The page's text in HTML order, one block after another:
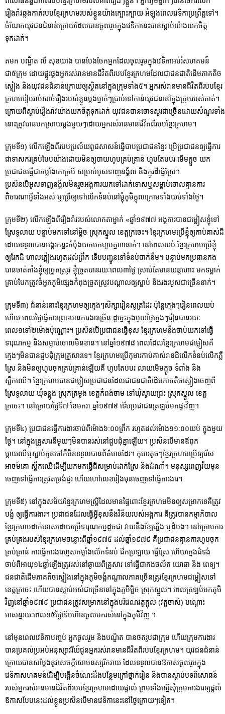
រឿងរ៉ាវឆ្លងកាត់របបខ្មែរក្រហមរបស់ខ្លួនយ៉ាងក្បោះក្បាយ អំឡុងពេលវេទិកាប្រព្រឹត្តទៅ។
ចំណែកយុវជនជំនាន់ក្រោយដែលបានចូលរួមក្នុងវេទិកានេះបានស្តាប់យ៉ាងយកចិត្ត
ទុកដាក់។
តមក បណ្ឌិត លី សុខឃាង បានបែងចែកអ្នកដែលចូលរួមក្នុងវេទិកាអប់រំសហគមន៍
ជា៥ក្រុម ដោយផ្គូរផ្គងអ្នករស់រានមានជីវិតពីរបបខ្មែរក្រហមដែលជាជនជាតិដើមភាគតិច
ស្ទៀង និងយុវជនជំនាន់ក្រោយឲ្យស្ថិតនៅក្នុងក្រុមទាំង៥។ អ្នករស់រានមានជីវិតពីរបបខ្មែរ
ក្រហមរៀបរាប់សាច់រឿងរបស់ខ្លួនម្តងម្នាក់ៗប្រាប់ទៅកាន់យុវជននៅក្នុងក្រុមរបស់គាត់។
ក្រោយពីស្តាប់រឿងរ៉ាវយ៉ាងយកចិត្តទុកដាក់ យុវជនបានចោទសួរជាច្រើនដោយសំណួរទាំង
នោះត្រូវបានបកស្រាយម្តងមួយៗដោយអ្នករស់រានមានជីវិតពីរបបខ្មែរក្រហម។
ក្រុមទី១) លើកឡើងពីរបបប្រល័យពូជសាសន៍ធ្វើបាបប្រជាជនខ្មែរ ប្រើប្រជាជនឲ្យធ្វើការ
ជាទាសករគ្រប់បែបយ៉ាងដោយមិនឲ្យបាយហូបគ្រប់គ្រាន់ ហូបតែបបរ មើមក្ដួច យក
ប្រជាជនធ្វើជាកម្លាំងគោក្របី សម្រាប់អូសទាញនង្គ័ល និងភ្ជួរដីធ្វើស្រែ។
ប្រសិនបើអូសទាញនង្គ័លមិនរួចអង្គការយកទៅដាក់ទោសឬសម្លាប់ចោលគ្មានការ
ពិចារណាអ្វីទាំងអស់ ឬប្រើឲ្យទៅលើកទំនប់នៅម្ដុំភូមិក្ដុលក្រោមទាំងយប់ទាំងថ្ងៃ។
ក្រុមទី២) លើកឡើងពីរឿងរ៉ាវរបស់លោកតាម្នាក់ «ឆ្នាំ១៩៧៧ អង្គការបានជម្លៀសខ្ញុំទៅ
ស្រែទូលាយ បន្ទាប់មកទៅនៅម្លិច ស្រុកស្នួល ខេត្តក្រចេះ។ ខ្មែរក្រហមប្រើខ្ញុំឲ្យកាប់គាស់ដី
ដោយទទួលបានអង្ករកន្លះកំប៉ុងយកមកហូបគ្នា៣នាក់។ នៅពេលយប់ ខ្មែរក្រហមប្រើខ្ញុំ
ឲ្យរែកដី ហាលភ្លៀងរហូតដល់ព្រឹក ទើបបញ្ជូនទៅទំនប់បាក់នឹម។ បន្ទាប់មកប្រធានកង
បានចាត់តាំងខ្ញុំឲ្យច្រូតស្រូវ ខ្ញុំច្រូតបានរយៈពេល៣ថ្ងៃ ស្រាប់តែមានយន្តហោះ មកទម្លាក់
គ្រាប់បែកត្រូវចំអ្នកភូមិផ្សេងកំពុងច្រូតស្រូវបណ្ដាលឲ្យ​ស្លាប់ និងរងរបួសជាច្រើននាក់។
ក្រុមទី៣) ជំនាន់នោះខ្មែរក្រហមឲ្យក្មេងៗសិក្សារៀនសូត្រដែរ ប៉ុន្តែក្មេងៗរៀនពេលយប់
ហើយ ពេលថ្ងៃធ្វើការព្រោះមានការងារច្រើន ដូច្នេះក្នុងមួយថ្ងៃក្មេងៗរៀនបានរយៈ
ពេល១ទៅ២ម៉ោងប៉ុណ្ណោះ។ ប្រសិនបើប្រជាជនធ្វើខុស ខ្មែរក្រហមនឹងចាប់យកទៅធ្វើ
ទារុណកម្ម និងសម្លាប់ចោលមិនខាន។ នៅឆ្នាំ១៩៧៨ ពេលដែលខ្មែរក្រហមជម្លៀសគឺ
ក្មេងៗមិនបានជួបជុំក្រុមគ្រួសារទេ។ ខ្មែរក្រហមប្រើកុមារកាប់គាស់រានដីលើកទំនប់លើកភ្លឺ
ស្រែ និងមិនឲ្យហូបចុកគ្រប់គ្រាន់ឡើយ​គឺ ហូបតែបបរ លាយមើមក្ដួច ទំពាំង និង
ស្លឹកឈើ។ ខ្មែរក្រហមបានជម្លៀសប្រជាជនដែលជាជនជាតិដើមភាគតិចស្ទៀងចេញពី
ស្រែទូលាយ ឃុំទន្លូង ស្រុកត្រមូង ខេត្តកំពង់ចាម ទៅឃុំស្វាយជ្រះ ស្រុកស្នួល ខេត្ត
ក្រចេះ។ នៅក្រោយថ្ងៃទី៧ ខែមករា ឆ្នាំ១៩៧៩ ទើបប្រជាជនត្រឡប់មកផ្ទះវិញ។
ក្រុមទី៤) ប្រជាជនធ្វើការងារចាប់ពីម៉ោង៦:០០ព្រឹក រហូតដល់ម៉ោង១១:០០យប់ ក្នុងមួយ
ថ្ងៃ។ នៅក្នុងគ្រួសារនីមួយៗមិនបានរស់នៅជួបជុំគ្នាឡើយ។ ប្រសិនបើមានឪពុក
ម្ដាយឈឺឬស្លាប់កូនចៅក៏មិនទទួលបានព័ត៌មានដែរ។ កុមារតូចៗខ្មែរក្រហមប្រើឲ្យរើស
អាចម៍គោ ស្លឹកឈើដើម្បីយកមកធ្វើជីសម្រាប់ដាក់ស្រែ និងដំណាំ។ មនុស្សពេញវ័យមុន
ចេញទៅធ្វើការត្រូវតម្រង់ជួរ ហើយហៅលេខរៀងមុនចេញទៅធ្វើការងារ។
ក្រុមទី៥) នៅក្នុងសម័យខ្មែរក្រហមស្រ្តីដែលមានផ្ទៃពោះខ្មែរក្រហមមិនឲ្យសម្រាកទេគឺត្រូវ
បង្ខំ ឲ្យធ្វើការងារ។ ប្រជាជនដែលធ្វើអ្វីខុសនឹងវិន័យរបស់អង្គការ គឺត្រូវបានកម្មាភិបាល
ខ្មែរក្រហមដាក់ទោសដោយប្រើទារុណកម្មដូចជា វាយនឹងខ្សែភ្លើង ឬដំបង។ នៅក្រោមការ
គ្រប់គ្រងរបស់ខ្មែរក្រហមចន្លោះពីឆ្នាំ១៩៧៥ ដល់ឆ្នាំ១៩៧៩ គឺប្រជាជនគ្មានការហូបចុក
គ្រប់គ្រាន់ ការធ្វើការងារហួសកម្លាំងលើកទំនប់ ជីកប្រឡាយ ធ្វើស្រែ ហើយក្មេងជំទង់
ចាប់ពីអាយុ១៤ឆ្នាំឡើងត្រូវរស់នៅឆ្ងាយពីគ្រួសារ ទៅធ្វើជាកងចល័ត យោធា និង ពេទ្យ។
ជនជាតិដើមភាគតិចស្ទៀងនៅក្នុងភូមិចង្គំកណ្ដាលភាគច្រើនត្រូវខ្មែរក្រហមជម្លៀសទៅ
ខេត្តក្រចេះ ហើយបានស្លាប់អស់ជាច្រើននៅក្នុងភូមិម្លិច ស្រុកស្នួល។ ពេលត្រឡប់មកភូមិ
វិញនៅឆ្នាំ១៩៧៩ ប្រជាជនត្រូវសម្រាកនៅក្នុងបរិវេណវត្តក្តុល (វត្តចាស់) បណ្តោះ
អាសន្នរយៈពេល១៥ថ្ងៃទើបហ៊ានចូលមករស់នៅក្នុងភូមិវិញ ។
នៅមុនពេលវេទិកាបញ្ចប់ អ្នកចូលរួម និងបណ្ឌិត បានថតរូបជាក្រុម ហើយក្រុមការងារ
បានប្រគល់ប្រអប់អនុស្សាវរីយ៍ជូនអ្នករស់រានមានជីវិតពីរបបខ្មែរក្រហម។ យុវជនជំនាន់
ក្រោយបានសម្តែងនូវសេចក្តីសោមនស្សរីករាយ ដែលទទួលបានឱកាសចូលរួមក្នុង
វេទិកាសហគមន៍ដើម្បីបង្កើនចំណេះដឹងបន្ថែមក្រៅថ្នាក់រៀន និងបានស្តាប់បទពិសោធន៍
របស់អ្នករស់រានមានជីវិតពីរបបខ្មែរក្រហមដោយផ្ទាល់ ព្រមទាំងស្នើសុំក្រុមការងារឲ្យផ្តល់
ឱកាសបែបនេះដល់ខ្លួនប្រសិនបើមានវេទិកានេះនៅថ្ងៃក្រោយៗទៀត។